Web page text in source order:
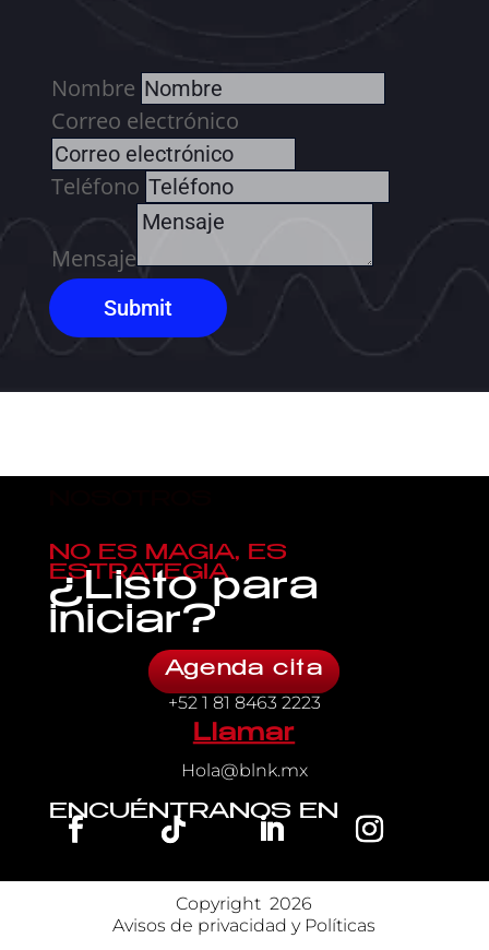
Nombre
Correo electrónico
Teléfono
Mensaje
Submit
NO ES MAGIA, ES
ESTRATEGIA
¿Listo para
iniciar?
Agenda cita
+52 1 81 8463 2223
Llamar
Hola@blnk.mx
ENCUÉNTRANOS EN
Copyright 2026
Avisos de privacidad y Políticas